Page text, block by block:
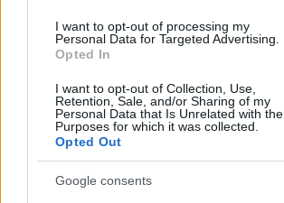
I want to opt-out of processing my
Personal Data for Targeted Advertising.
Opted In
I want to opt-out of Collection, Use,
Retention, Sale, and/or Sharing of my
Personal Data that Is Unrelated with the
Purposes for which it was collected.
Opted Out
Google consents